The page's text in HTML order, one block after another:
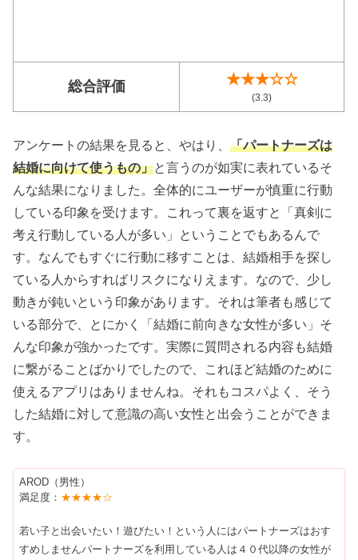
総合評価 ★★★☆☆
(3.3)
アンケートの結果を見ると、やはり、「パートナーズは
結婚に向けて使うもの」と言うのが如実に表れているそ
んな結果になりました。全体的にユーザーが慎重に行動
している印象を受けます。これって裏を返すと「真剣に
考え行動している人が多い」ということでもあるんで
す。なんでもすぐに行動に移すことは、結婚相手を探し
ている人からすればリスクになりえます。なので、少し
動きが鈍いという印象があります。それは筆者も感じて
いる部分で、とにかく「結婚に前向きな女性が多い」そ
んな印象が強かったです。実際に質問される内容も結婚
に繋がることばかりでしたので、これほど結婚のために
使えるアプリはありませんね。それもコスパよく、そう
した結婚に対して意識の高い女性と出会うことができま
す。
AROD（男性）
満足度： ★★★★☆
若い子と出会いたい！遊びたい！という人にはパートナーズはおす
すめしませんパートナーズを利用している人は４０代以降の女性が